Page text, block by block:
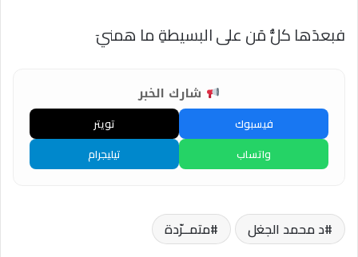
فبعدَها كلُّ مَن على البسيطةِ ما همنيٓ
شارك الخبر
فيسبوك
تويتر
واتساب
تيليجرام
د محمد الجغل متمــرّدة